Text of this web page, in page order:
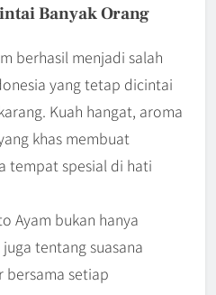
Banyak Orang
berhasil menjadi salah
yang tetap dicintai
Kuah hangat, aroma
khas membuat
tempat spesial di hati
Ayam bukan hanya
tentang suasana
bersama setiap